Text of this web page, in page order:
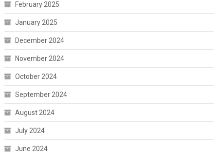
February 2025
January 2025
December 2024
November 2024
October 2024
September 2024
August 2024
July 2024
June 2024